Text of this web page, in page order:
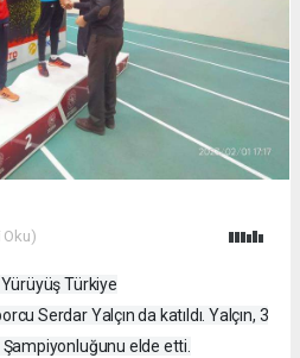
Oku)
Türkiye
Serdar Yalçın da katıldı. Yalçın, 3
elde etti.